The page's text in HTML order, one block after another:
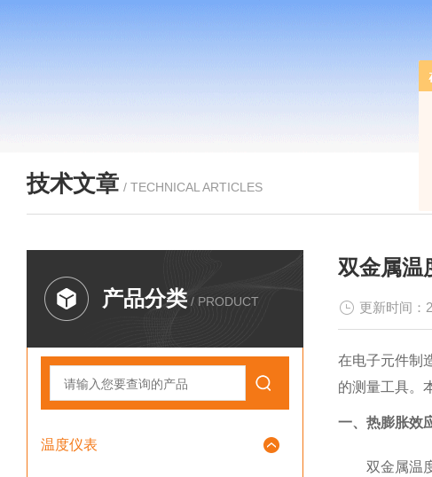
技术文章 / TECHNICAL ARTICLES
产品分类 / PRODUCT
温度仪表
双金属温
更新时间
在电子元件制
的测量工具。
一、热膨胀效
双金属温度